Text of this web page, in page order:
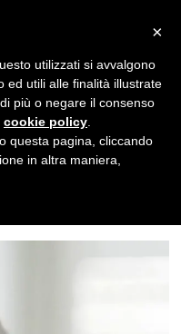
×
utilizzati si avvalgono
ed utili alle finalità illustrate
più o negare il consenso
cookie policy
questa pagina, cliccando
in altra maniera,